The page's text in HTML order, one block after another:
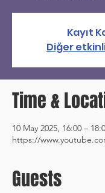
Kayıt
Diğer
Time &
10 May 2025, 16:00 –
https://
Guests